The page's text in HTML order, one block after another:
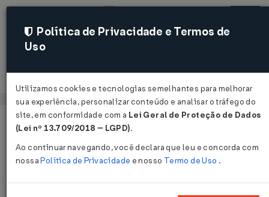
Acessar
Página Inicial Legislações
Convênio ICMS Nº 49 DE
Política de Privacidade e Termos de
Uso
Utilizamos cookies e tecnologias semelhantes para melhorar
sua experiência, personalizar conteúdo e analisar o tráfego do
site, em conformidade com a Lei Geral de Proteção de Dados
(Lei nº 13.709/2018 – LGPD).
Ao continuar navegando, você declara que leu e concorda com
nossaPolítica de Privacidade e nosso Termo de Uso .